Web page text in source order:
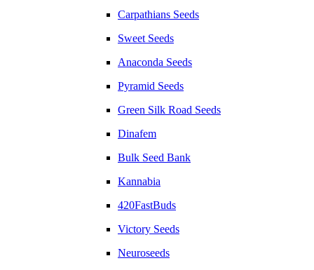
Carpathians Seeds
Sweet Seeds
Anaconda Seeds
Pyramid Seeds
Green Silk Road Seeds
Dinafem
Bulk Seed Bank
Kannabia
420FastBuds
Victory Seeds
Neuroseeds